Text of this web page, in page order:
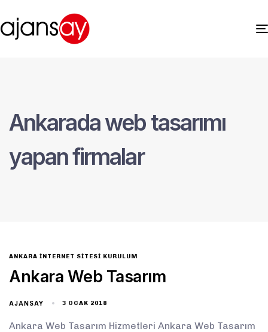
Ankarada web tasarımı
yapan firmalar
ANKARA İNTERNET SITESI KURULUM
Ankara Web Tasarım
AJANSAY 3 OCAK 2018
Ankara Web Tasarım Hizmetleri Ankara Web Tasarım